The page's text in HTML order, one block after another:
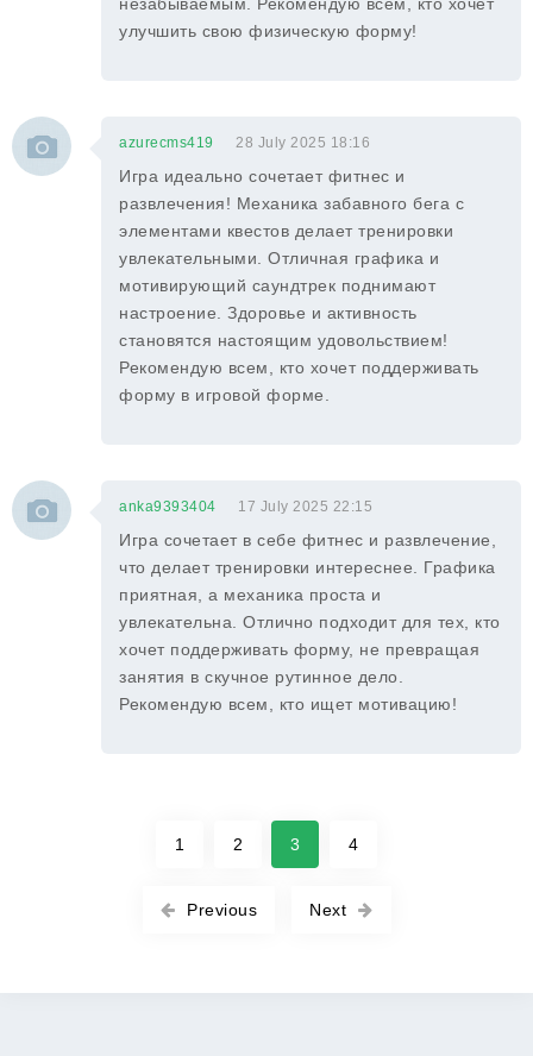
улучшить свою физическую форму!
azurecms419 28 July 2025 18:16
Игра идеально сочетает фитнес и
развлечения! Механика забавного бега с
элементами квестов делает тренировки
увлекательными. Отличная графика и
мотивирующий саундтрек поднимают
настроение. Здоровье и активность
становятся настоящим удовольствием!
Рекомендую всем, кто хочет поддерживать
форму в игровой форме.
anka9393404 17 July 2025 22:15
Игра сочетает в себе фитнес и развлечение,
что делает тренировки интереснее. Графика
приятная, а механика проста и
увлекательна. Отлично подходит для тех, кто
хочет поддерживать форму, не превращая
занятия в скучное рутинное дело.
Рекомендую всем, кто ищет мотивацию!
Previous
1 2 3 4
Next